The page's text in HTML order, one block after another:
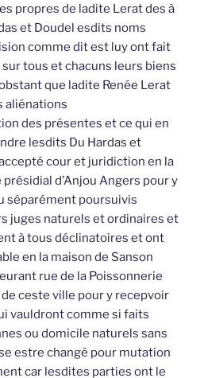
propres de ladite Lerat des à
et Doudel esdits noms
comme dit est luy ont fait
tous et chacuns leurs biens
que ladite Renée Lerat
aliénations
des présentes et ce qui en
lesdits Du Hardas et
cour et juridiction en la
d’Anjou Angers pour y
séparément poursuivis
juges naturels et ordinaires et
à tous déclinatoires et ont
en la maison de Sanson
rue de la Poissonnerie
ceste ville pour y recepvoir
vauldront comme si faits
ou domicile naturels sans
estre changé pour mutation
car lesdites parties ont le